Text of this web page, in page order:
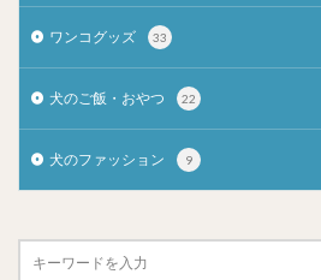
ワンコグッズ 33
犬のご飯・おやつ 22
犬のファッション 9